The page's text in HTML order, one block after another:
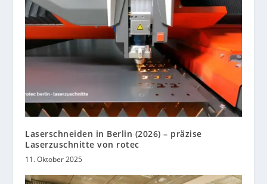
Laserschneiden in Berlin (2026) – präzise
Laserzuschnitte von rotec
11. Oktober 2025